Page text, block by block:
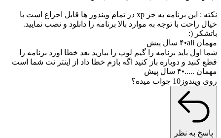
نکته : این برنامه به جز xp در تمام ویندوز ها قابل اجراع است با
خیال راحت با توجه به موارد بالا برنامه را دانلود و نصب نمایید.
باتشکر (:
مهمان ali
۴ سال پیش
شما اول باید برنامه را گیم لوپ را بیارید بعد خطا اورد برنامه را
قطع کنید و دوباره باز کنید اگه بازم خطا داد از اینتر نت شما است
مهمان ..... ۴ سال پیش
روی ویندوز10 جواب میده؟
پاسخ به نظر